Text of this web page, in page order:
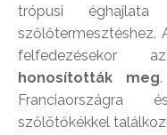
trópusi
szőlőtermesztéshez.
felfedezésekor
honosították meg
Franciaországra
szőlőtőkékkel